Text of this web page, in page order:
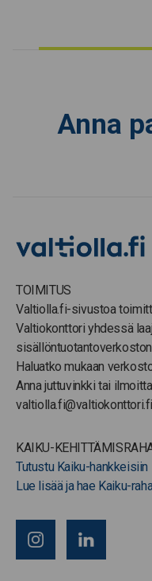
Anna
TOIMITUS
Valtiolla.fi-sivustoa
Valtiokonttori yhdessä
Haluatko mukaan
Anna juttuvinkki tai
valtiolla.fi@valtiokonttori.fi
KAIKU-
Tutustu Kaiku-hankkeisiin
Lue lisää ja hae Kaiku-